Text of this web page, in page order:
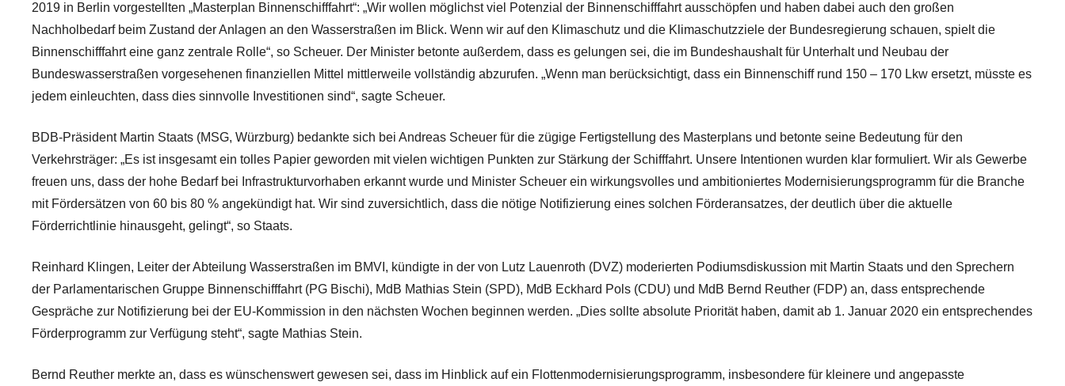
2019 in Berlin vorgestellten „Masterplan Binnenschifffahrt“: „Wir wollen möglichst viel Potenzial der Binnenschifffahrt ausschöpfen und haben dabei auch den großen
Nachholbedarf beim Zustand der Anlagen an den Wasserstraßen im Blick. Wenn wir auf den Klimaschutz und die Klimaschutzziele der Bundesregierung schauen, spielt die
Binnenschifffahrt eine ganz zentrale Rolle“, so Scheuer. Der Minister betonte außerdem, dass es gelungen sei, die im Bundeshaushalt für Unterhalt und Neubau der
Bundeswasserstraßen vorgesehenen finanziellen Mittel mittlerweile vollständig abzurufen. „Wenn man berücksichtigt, dass ein Binnenschiff rund 150 – 170 Lkw ersetzt, müsste es
jedem einleuchten, dass dies sinnvolle Investitionen sind“, sagte Scheuer.
BDB-Präsident Martin Staats (MSG, Würzburg) bedankte sich bei Andreas Scheuer für die zügige Fertigstellung des Masterplans und betonte seine Bedeutung für den
Verkehrsträger: „Es ist insgesamt ein tolles Papier geworden mit vielen wichtigen Punkten zur Stärkung der Schifffahrt. Unsere Intentionen wurden klar formuliert. Wir als Gewerbe
freuen uns, dass der hohe Bedarf bei Infrastrukturvorhaben erkannt wurde und Minister Scheuer ein wirkungsvolles und ambitioniertes Modernisierungsprogramm für die Branche
mit Fördersätzen von 60 bis 80 % angekündigt hat. Wir sind zuversichtlich, dass die nötige Notifizierung eines solchen Förderansatzes, der deutlich über die aktuelle
Förderrichtlinie hinausgeht, gelingt“, so Staats.
Reinhard Klingen, Leiter der Abteilung Wasserstraßen im BMVI, kündigte in der von Lutz Lauenroth (DVZ) moderierten Podiumsdiskussion mit Martin Staats und den Sprechern
der Parlamentarischen Gruppe Binnenschifffahrt (PG Bischi), MdB Mathias Stein (SPD), MdB Eckhard Pols (CDU) und MdB Bernd Reuther (FDP) an, dass entsprechende
Gespräche zur Notifizierung bei der EU-Kommission in den nächsten Wochen beginnen werden. „Dies sollte absolute Priorität haben, damit ab 1. Januar 2020 ein entsprechendes
Förderprogramm zur Verfügung steht“, sagte Mathias Stein.
Bernd Reuther merkte an, dass es wünschenswert gewesen sei, dass im Hinblick auf ein Flottenmodernisierungsprogramm, insbesondere für kleinere und angepasste